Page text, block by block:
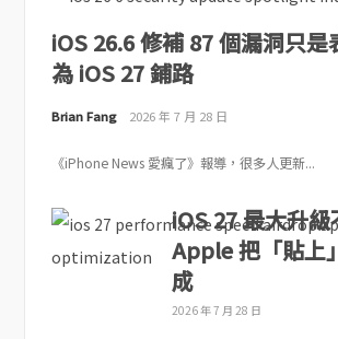
iOS 26.6 修補 87 個漏洞只是
為 iOS 27 鋪路
Brian Fang 2026 年 7 月 28 日
《iPhone News 愛瘋了》報導，很多人更新...
iOS 27 最大升級
Apple 把「貼上
成
2026 年 7 月 28 日